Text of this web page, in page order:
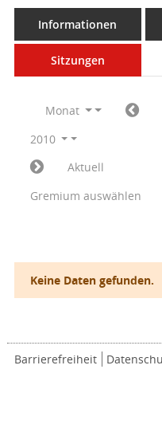
Informationen
Sitzungen
Monat
2010
Aktuell
Gremium auswählen
Keine Daten gefunden.
Barrierefreiheit